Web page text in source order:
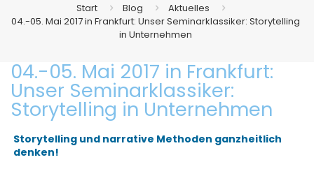
Start Blog
Aktuelles
04.-05. Mai 2017 in Frankfurt: Unser Seminarklassiker: Storytelling
in Unternehmen
04.-05. Mai 2017 in Frankfurt:
Unser Seminarklassiker:
Storytelling in Unternehmen
Storytelling und narrative Methoden ganzheitlich
denken!